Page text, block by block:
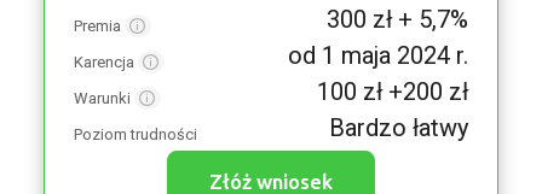
Premia 300 zł + 5,7%
Karencja od 1 maja 2024 r.
Warunki 100 zł +200 zł
Poziom trudności Bardzo łatwy
Złóż wniosek